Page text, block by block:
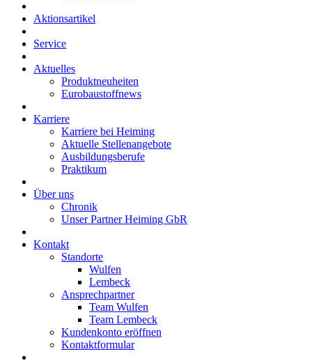
Aktionsartikel
Service
Aktuelles
Produktneuheiten
Eurobaustoffnews
Karriere
Karriere bei Heiming
Aktuelle Stellenangebote
Ausbildungsberufe
Praktikum
Über uns
Chronik
Unser Partner Heiming GbR
Kontakt
Standorte
Wulfen
Lembeck
Ansprechpartner
Team Wulfen
Team Lembeck
Kundenkonto eröffnen
Kontaktformular